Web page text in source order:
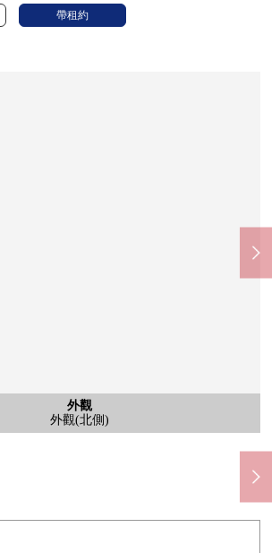
帶租約
外觀
外觀(北側)
入口
入口
共有部分
信箱
共有部分
宅配保管櫃
其他當地
名牌
停車場
停車場
共有部分
腳踏車停放處
共有部分
腳踏車停放處
外觀
外觀(南側)
其他當地
前面道路(希望西)
其他當地
前面道路(希望東)
入口
入口
入口
入口
入口
入口
其他當地
宅配保管櫃
其他當地
名牌
入口
入口
阪山科站(京阪京津線)(約640m)
步行8分鐘。
JR山科站(東海道線)(約630m)
步行8分鐘。
屋超市山科三條商店(約300m)
步行4分鐘。
山科三條商店(約250m)
步行4分鐘。
rakuto山科購物中心(約350m)
步行5分鐘。
京都山科西野郵局(約540m)
步行7分鐘。
山科中央公園(約670m)
步行9分鐘。